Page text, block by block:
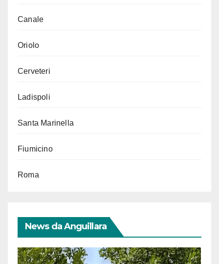
Canale
Oriolo
Cerveteri
Ladispoli
Santa Marinella
Fiumicino
Roma
News da Anguillara